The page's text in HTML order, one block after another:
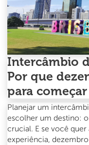
Intercâmbio
Por que
para começar
Planejar um
escolher um destino:
crucial. E se você
experiência,